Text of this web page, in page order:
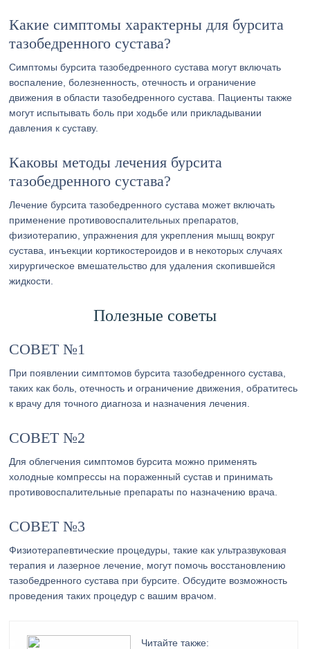
Какие симптомы характерны для бурсита
тазобедренного сустава?
Симптомы бурсита тазобедренного сустава могут включать
воспаление, болезненность, отечность и ограничение
движения в области тазобедренного сустава. Пациенты также
могут испытывать боль при ходьбе или прикладывании
давления к суставу.
Каковы методы лечения бурсита
тазобедренного сустава?
Лечение бурсита тазобедренного сустава может включать
применение противовоспалительных препаратов,
физиотерапию, упражнения для укрепления мышц вокруг
сустава, инъекции кортикостероидов и в некоторых случаях
хирургическое вмешательство для удаления скопившейся
жидкости.
Полезные советы
СОВЕТ №1
При появлении симптомов бурсита тазобедренного сустава,
таких как боль, отечность и ограничение движения, обратитесь
к врачу для точного диагноза и назначения лечения.
СОВЕТ №2
Для облегчения симптомов бурсита можно применять
холодные компрессы на пораженный сустав и принимать
противовоспалительные препараты по назначению врача.
СОВЕТ №3
Физиотерапевтические процедуры, такие как ультразвуковая
терапия и лазерное лечение, могут помочь восстановлению
тазобедренного сустава при бурсите. Обсудите возможность
проведения таких процедур с вашим врачом.
Читайте также: